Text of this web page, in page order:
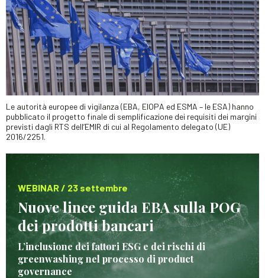
Le autorità europee di vigilanza (EBA, EIOPA ed ESMA – le ESA) hanno
pubblicato il progetto finale di semplificazione dei requisiti dei margini
previsti dagli RTS dell’EMIR di cui al Regolamento delegato (UE)
2016/2251.
WEBINAR / 23 settembre
Nuove linee guida EBA sulla POG
dei prodotti bancari
L’inclusione dei fattori ESG e dei rischi di
greenwashing nel processo di product
governance